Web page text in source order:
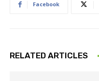
Facebook
RELATED ARTICLES